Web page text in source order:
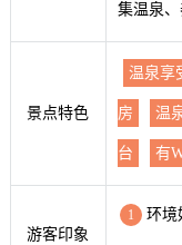
集温泉、
景点特色
温泉享
房 温
台 有
游客印象
1 环境